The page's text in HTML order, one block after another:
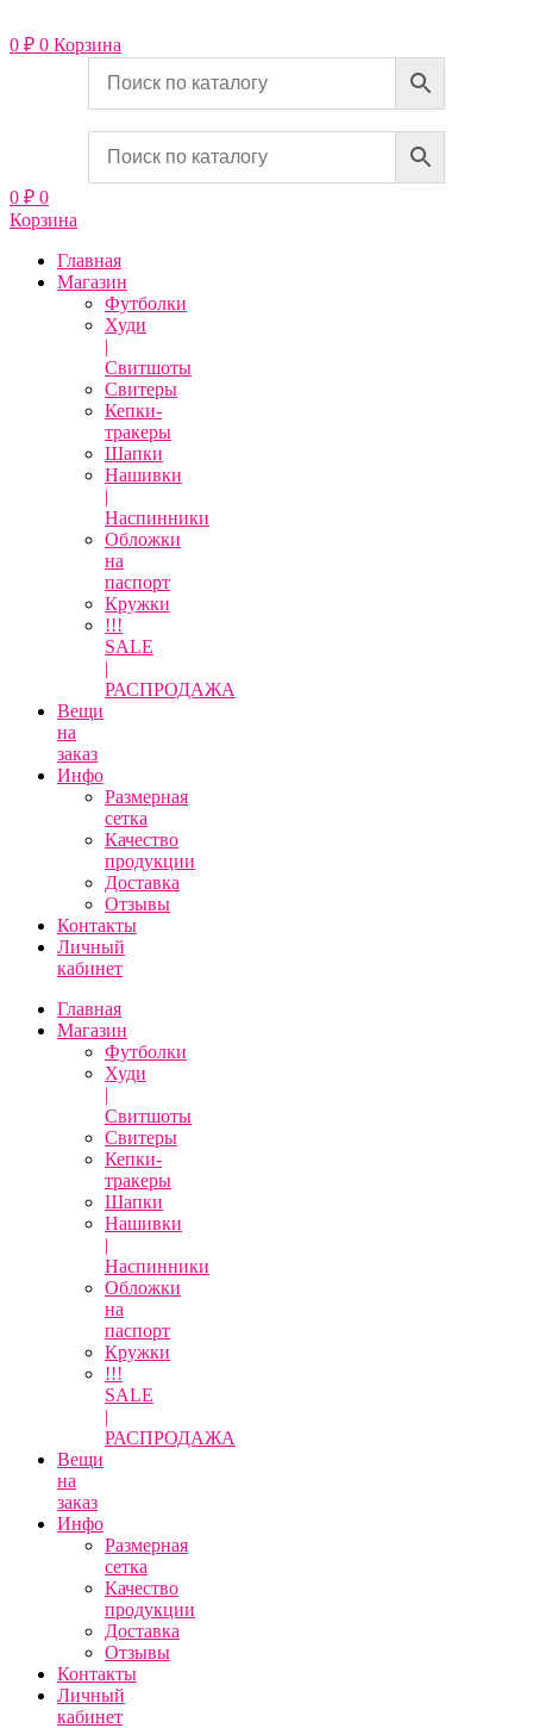
к
содержимому
0 ₽ 0 Корзина
0 ₽ 0
Корзина
Главная
Магазин
Футболки
Худи
|
Свитшоты
Свитеры
Кепки-
тракеры
Шапки
Нашивки
|
Наспинники
Обложки
на
паспорт
Кружки
!!!
SALE
|
РАСПРОДАЖА
Вещи
на
заказ
Инфо
Размерная
сетка
Качество
продукции
Доставка
Отзывы
Контакты
Личный
кабинет
Главная
Магазин
Футболки
Худи
|
Свитшоты
Свитеры
Кепки-
тракеры
Шапки
Нашивки
|
Наспинники
Обложки
на
паспорт
Кружки
!!!
SALE
|
РАСПРОДАЖА
Вещи
на
заказ
Инфо
Размерная
сетка
Качество
продукции
Доставка
Отзывы
Контакты
Личный
кабинет